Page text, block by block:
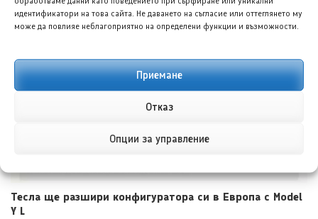
идентификатори на това сайта. Не даването на съгласие или оттеглянето му
може да повлияе неблагоприятно на определени функции и възможности.
Приемане
Отказ
Опции за управление
всъдеход
8 АВГ. 2026 НИКОЛА СТОЯНОВ
Тесла ще разшири конфигуратора си в Европа с Model
Y L